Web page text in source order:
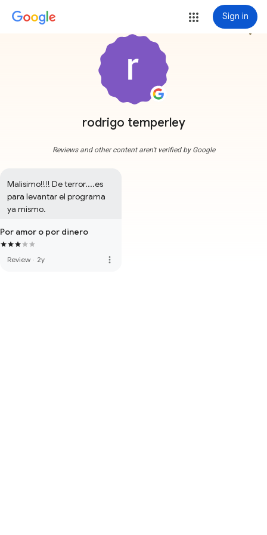
Sign in
rodrigo temperley
more_vert
Reviews and other content aren't verified by Google
Malisimo!!!! De terror....es
para levantar el programa
ya mismo.
Por amor o por dinero
Review · 2y more_vert